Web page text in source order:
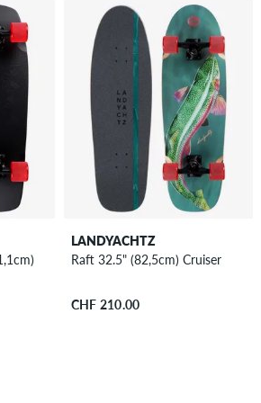
LANDYACHTZ
Raft 32.5" (82,5cm) Cruiser
CHF 210.00